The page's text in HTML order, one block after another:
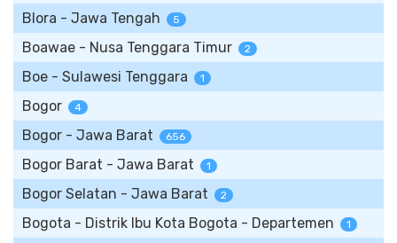
Blora - Jawa Tengah 5
Boawae - Nusa Tenggara Timur 2
Boe - Sulawesi Tenggara 1
Bogor 4
Bogor - Jawa Barat 656
Bogor Barat - Jawa Barat 1
Bogor Selatan - Jawa Barat 2
Bogota - Distrik Ibu Kota Bogota - Departemen 1